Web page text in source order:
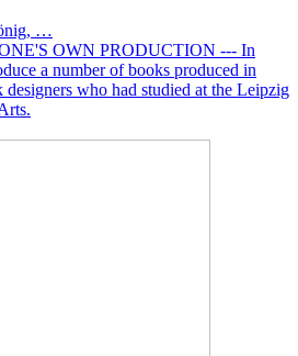
…
OWN PRODUCTION --- In
a number of books produced in
designers who had studied at the Leipzig